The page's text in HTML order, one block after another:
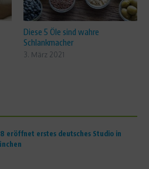
Diese 5 Öle sind wahre
Schlankmacher
3. März 2021
eröffnet erstes deutsches Studio in